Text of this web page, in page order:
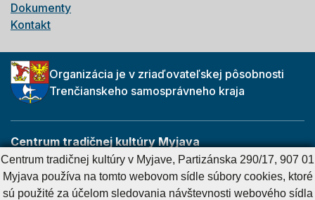
Dokumenty
Kontakt
Organizácia je v zriaďovateľskej pôsobnosti
Trenčianskeho samosprávneho kraja
Centrum tradičnej kultúry Myjava
Partizánska 290/17
907 01 Myjava
Centrum tradičnej kultúry v Myjave, Partizánska 290/17, 907 01
Myjava používa na tomto webovom sídle súbory cookies, ktoré
sú použité za účelom sledovania návštevnosti webového sídla